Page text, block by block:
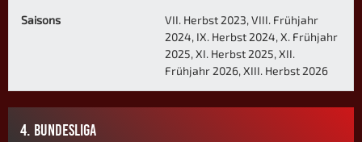
Saisons
VII. Herbst 2023, VIII. Frühjahr
2024, IX. Herbst 2024, X. Frühjahr
2025, XI. Herbst 2025, XII.
Frühjahr 2026, XIII. Herbst 2026
4. BUNDESLIGA